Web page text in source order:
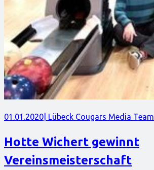
01.01.2020 | Lübeck Cougars Media Team
Hotte Wichert gewinnt
Vereinsmeisterschaft